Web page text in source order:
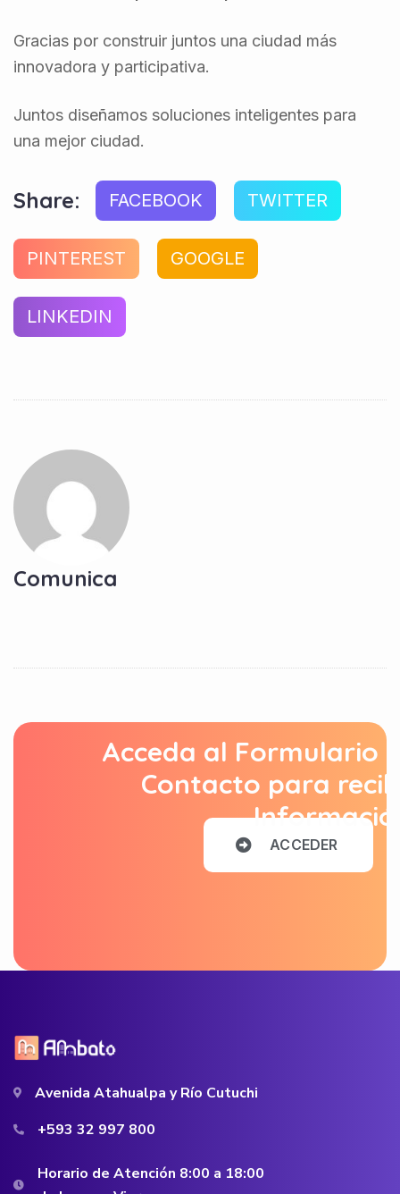
Gracias por construir juntos una ciudad más
innovadora y participativa.
Juntos diseñamos soluciones inteligentes para
una mejor ciudad.
Share: FACEBOOK TWITTER
PINTEREST GOOGLE
LINKEDIN
Comunica
Acceda al Formulario
Contacto para
ACCEDER
Avenida Atahualpa y Río Cutuchi
+593 32 997 800
Horario de Atención 8:00 a 18:00